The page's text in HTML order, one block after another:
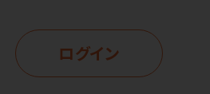
ログイン